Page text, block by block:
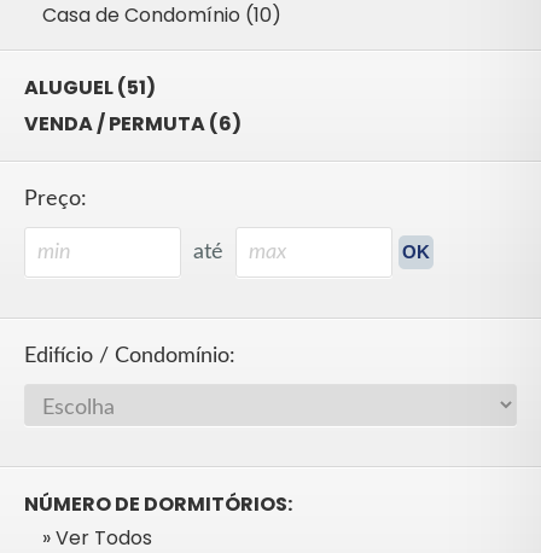
Casa de Condomínio (10)
ALUGUEL (51)
VENDA / PERMUTA (6)
Preço:
até
Edifício / Condomínio:
NÚMERO DE DORMITÓRIOS:
» Ver Todos